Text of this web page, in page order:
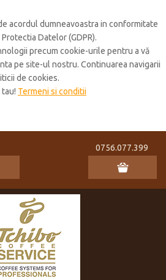
acordul dumneavoastra in conformitate
Datelor (GDPR).
precum cookie-urile pentru a vă
pe site-ul nostru. Continuarea navigarii
de cookies.
Termeni si conditii
0756.077.399